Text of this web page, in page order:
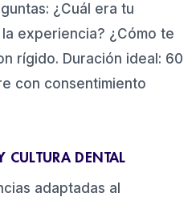
¿Cuál era tu
experiencia? ¿Cómo te
rígido. Duración ideal: 60
con consentimiento
CULTURA DENTAL
adaptadas al